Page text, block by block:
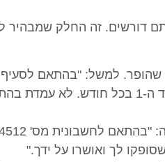
דורשים. זה החלק שמבהיר
השכירות בינינו, התחייבת לשלם את דמי השכירות עד ה-1 בכל